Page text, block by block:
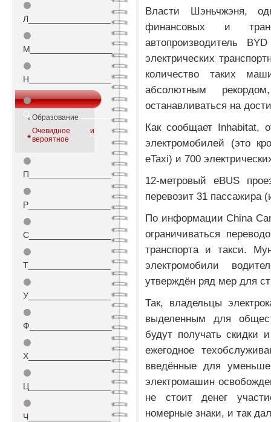
⚫
Л_________________
⚫
М_________________
⚫
Н_________________
⚫
О_________________
Образование
Очевидное и
вероятное
⚫
П_________________
⚫
Р_________________
⚫
С_________________
⚫
Т_________________
⚫
У_________________
⚫
Ф_________________
⚫
Х_________________
⚫
Ц_________________
⚫
Ч_________________
Власти Шэньчжэня,
финансовых и
автопроизводитель
электрических
количество таких
абсолютным
останавливаться на
Как сообщает Inhabitat,
электромобилей (это
eTaxi) и 700
12-метровый eBUS
перевозит 31 пассажира
По информации China
ограничиваться
транспорта и такси.
электромобили
утверждён ряд мер для
Так, владельцы
выделенным для
будут получать скидки
ежегодное
введённые для
электромашин
не стоит денег
номерные знаки, и так